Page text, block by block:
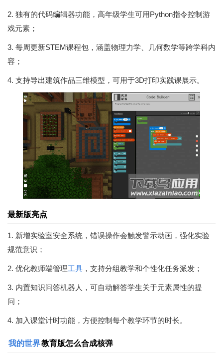
2. 独有的代码编辑器功能，高年级学生可用Python指令控制游
戏元素；
3. 每周更新STEM课程包，涵盖物理力学、几何数学等跨学科内
容；
4. 支持导出建筑作品三维模型，可用于3D打印实践课展示。
最新版亮点
1. 新增实验室安全系统，错误操作会触发警示动画，强化实验
规范意识；
2. 优化教师端管理工具 ，支持分组教学和个性化任务派发；
3. 内置知识问答机器人，可自动解答学生关于元素属性的提
问；
4. 加入课堂计时功能，方便控制每个教学环节的时长。
我的世界教育版怎么合成核弹